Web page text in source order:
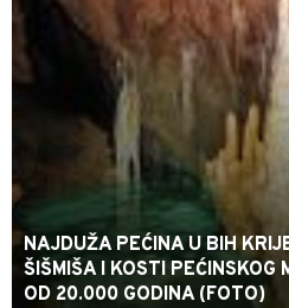
NAJDUŽA PEĆINA U BIH
ŠIŠMIŠA I KOSTI PEĆINSKOG
OD 20.000 GODINA (FOTO)